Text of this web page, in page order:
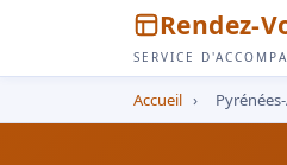
Rendez-
SERVICE
Accueil ›